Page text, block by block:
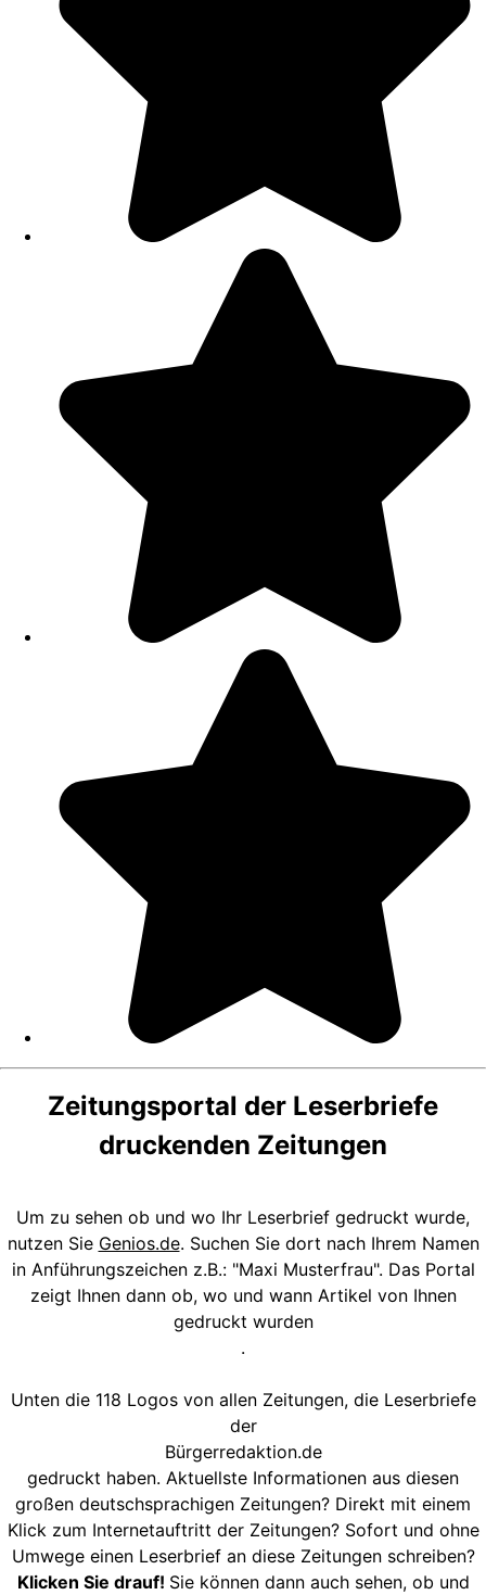
Zeitungsportal der Leserbriefe
druckenden Zeitungen
Um zu sehen ob und wo Ihr Leserbrief gedruckt wurde,
nutzen Sie Genios.de. Suchen Sie dort nach Ihrem Namen
in Anführungszeichen z.B.: "Maxi Musterfrau". Das Portal
zeigt Ihnen dann ob, wo und wann Artikel von Ihnen
gedruckt wurden
.
Unten die 118 Logos von allen Zeitungen, die Leserbriefe
der
Bürgerredaktion.de
gedruckt haben. Aktuellste Informationen aus diesen
großen deutschsprachigen Zeitungen? Direkt mit einem
Klick zum Internetauftritt der Zeitungen? Sofort und ohne
Umwege einen Leserbrief an diese Zeitungen schreiben?
Klicken Sie drauf! Sie können dann auch sehen, ob und